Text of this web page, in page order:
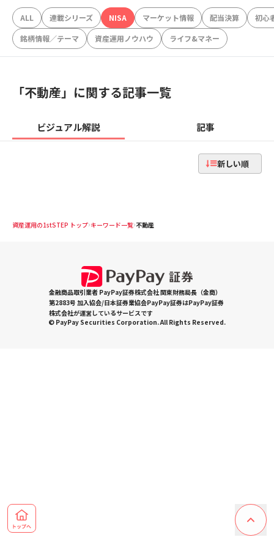
ALL 連載シリーズ NISA マーケット情報 配当決算
初心
銘柄情報／テーマ
資産運用ノウハウ ライフ&マネー
「不動産」に関する記事一覧
ビジュアル解説 記事
新しい順
資産運用の1stSTEP トップ キーワード一覧 不動産
金融商品取引業者 PayPay証券株式会社 関東財務局長（金商）
第2883号 加入協会/日本証券業協会PayPay証券はPayPay証券
株式会社が運営しているサービスです
© PayPay Securities Corporation. All Rights Reserved.